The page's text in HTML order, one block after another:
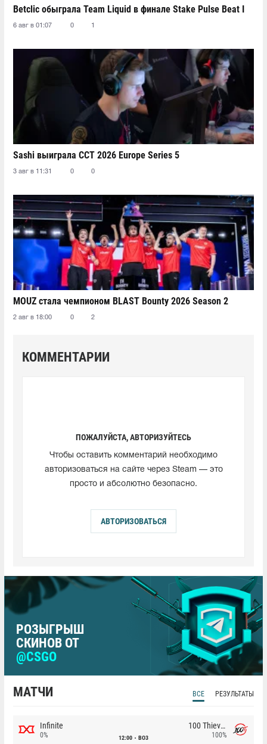
Betclic обыграла Team Liquid в финале Stake Pulse Beat I
6 авг в 01:07 0 1
Sashi выиграла CCT 2026 Europe Series 5
3 авг в 11:31 0 0
MOUZ стала чемпионом BLAST Bounty 2026 Season 2
2 авг в 18:00 0 2
КОММЕНТАРИИ
ПОЖАЛУЙСТА, АВТОРИЗУЙТЕСЬ
Чтобы оставить комментарий необходимо
авторизоваться на сайте через Steam — это
просто и абсолютно безопасно.
АВТОРИЗОВАТЬСЯ
РОЗЫГРЫШ
СКИНОВ ОТ
@CSGO
МАТЧИ ВСЕ РЕЗУЛЬТАТЫ
Infinite
0% 12:00 BO3
100 Thieves
100%